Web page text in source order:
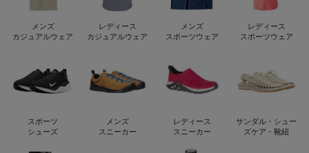
メンズ
カジュアルウェア
レディース
カジュアルウェア
メンズ
スポーツウェア
レディース
スポーツウェア
スポーツ
シューズ
メンズ
スニーカー
レディース
スニーカー
サンダル・シュー
ズケア・靴紐